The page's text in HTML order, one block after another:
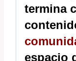
termina
espacio